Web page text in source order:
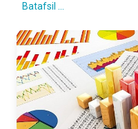
Batafsil ...